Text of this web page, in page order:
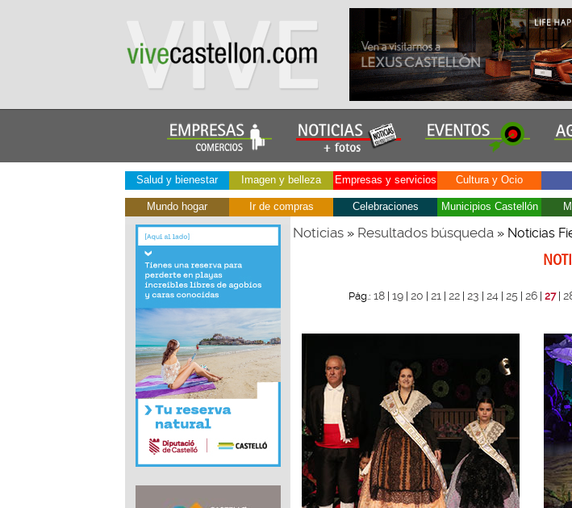
Salud y bienestar Imagen y belleza Empresas y servicios Cultura y Ocio
Mundo hogar Ir de compras Celebraciones Municipios Castellón
Noticias» Resultados búsqueda» Noticias
Pág.: 18 19 20 21 22 23 24 25 26 27|